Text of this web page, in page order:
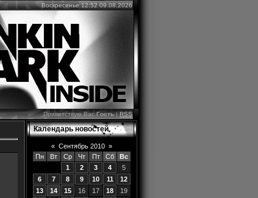
Воскресенье 12:52 09.08.2026
Приветствую ВасГость|RSS
Календарь новостей
« Сентябрь 2010 »
Пн
Вт Ср Чт Пт Сб
Вс
1
2 3 4
5
6
7 8 9 10 11
12
13
14 15 16 17 18
19